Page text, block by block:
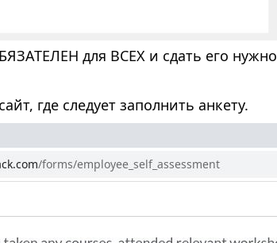
для ВСЕХ и сдать его нужно
где следует заполнить анкету.